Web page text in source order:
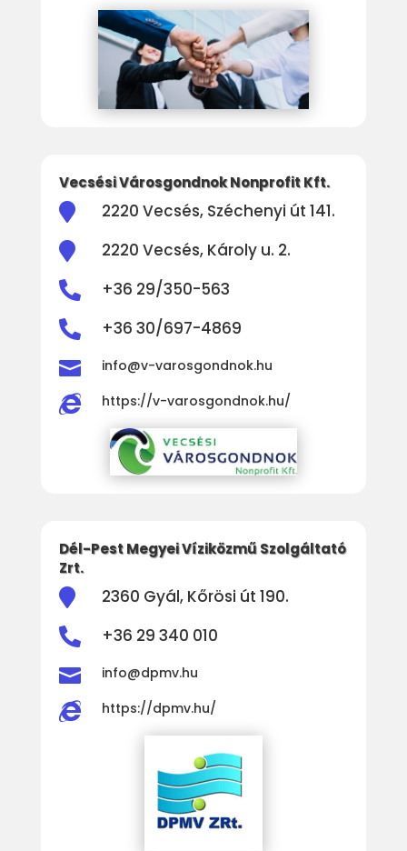
Vecsési Városgondnok Nonprofit Kft.

2220 Vecsés, Széchenyi út 141.

2220 Vecsés, Károly u. 2.

+36 29/350-563

+36 30/697-4869
 info@v-varosgondnok.hu
 https://v-varosgondnok.hu/
Dél-Pest Megyei Víziközmű Szolgáltató
Zrt.

2360 Gyál, Kőrösi út 190.

+36 29 340 010
 info@dpmv.hu
 https://dpmv.hu/